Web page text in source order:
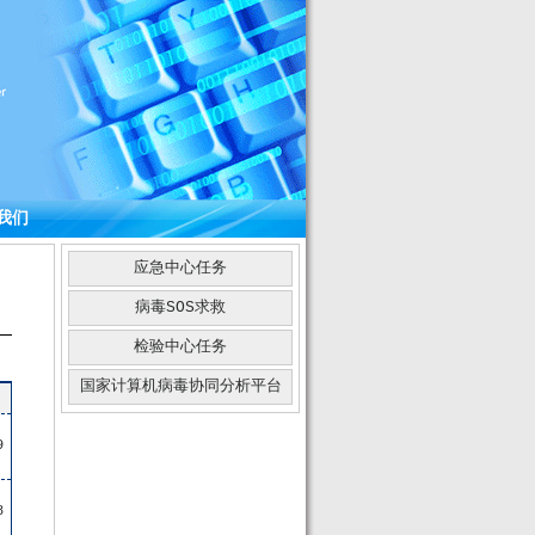
们
应急中心任务
病毒SOS求救
检验中心任务
国家计算机病毒协同分析平台